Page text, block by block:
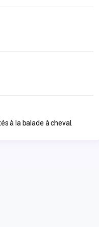
à la balade à cheval.